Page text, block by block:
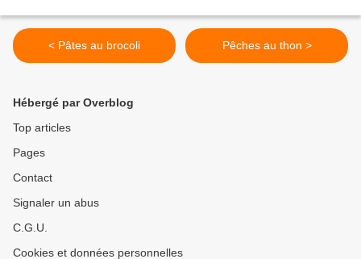
< Pâtes au brocoli Pêches au thon >
Hébergé par Overblog
Top articles
Pages
Contact
Signaler un abus
C.G.U.
Cookies et données personnelles